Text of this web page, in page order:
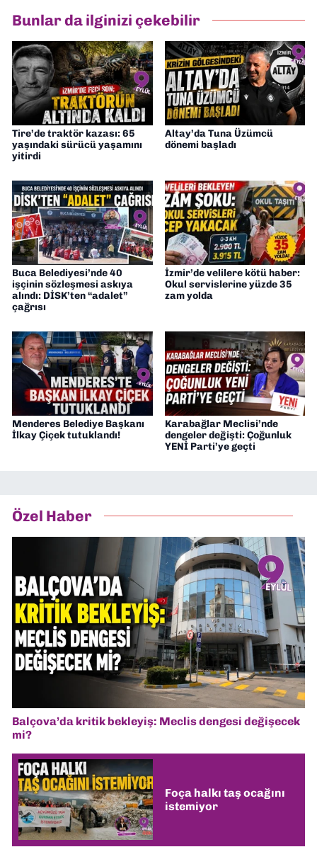
Bunlar da ilginizi çekebilir
Tire’de traktör kazası: 65
yaşındaki sürücü yaşamını
yitirdi
Altay’da Tuna Üzümcü
dönemi başladı
Buca Belediyesi’nde 40
işçinin sözleşmesi askıya
alındı: DİSK’ten “adalet”
çağrısı
İzmir’de velilere kötü haber:
Okul servislerine yüzde 35
zam yolda
Menderes Belediye Başkanı
İlkay Çiçek tutuklandı!
Karabağlar Meclisi’nde
dengeler değişti: Çoğunluk
YENİ Parti’ye geçti
Özel Haber
Balçova’da kritik bekleyiş: Meclis dengesi değişecek
mi?
Foça halkı taş ocağını
istemiyor